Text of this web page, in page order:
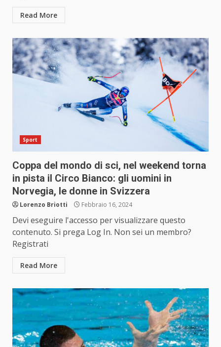
Read More
Sport
Coppa del mondo di sci, nel weekend torna
in pista il Circo Bianco: gli uomini in
Norvegia, le donne in Svizzera
Lorenzo Briotti Febbraio 16, 2024
Devi eseguire l'accesso per visualizzare questo
contenuto. Si prega Log In. Non sei un membro?
Registrati
Read More